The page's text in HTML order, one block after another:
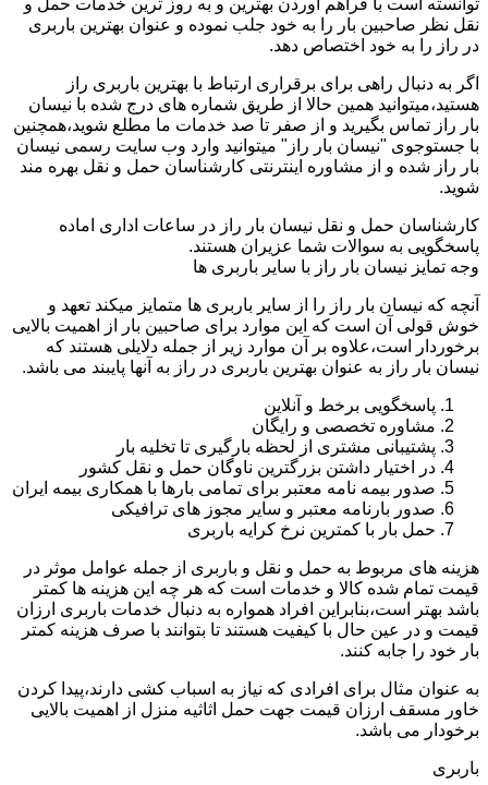
توانسته است با فراهم آوردن بهترین و به روز ترین خدمات حمل و
نقل نظر صاحبین بار را به خود جلب نموده و عنوان بهترین باربری
در راز را به خود اختصاص دهد.
اگر به دنبال راهی برای برقراری ارتباط با بهترین باربری راز
هستید،میتوانید همین حالا از طریق شماره های درج شده با نیسان
بار راز تماس بگیرید و از صفر تا صد خدمات ما مطلع شوید،همچنین
با جستوجوی "نیسان بار راز" میتوانید وارد وب سایت رسمی نیسان
بار راز شده و از مشاوره اینترنتی کارشناسان حمل و نقل بهره مند
شوید.
کارشناسان حمل و نقل نیسان بار راز در ساعات اداری اماده
پاسخگویی به سوالات شما عزیران هستند.
وجه تمایز نیسان بار راز با سایر باربری ها
آنچه که نیسان بار راز را از سایر باربری ها متمایز میکند تعهد و
خوش قولی آن است که این موارد برای صاحبین بار از اهمیت بالایی
برخوردار است،علاوه بر آن موارد زیر از جمله دلایلی هستند که
نیسان بار راز به عنوان بهترین باربری در راز به آنها پایبند می باشد.
پاسخگویی برخط و آنلاین
مشاوره تخصصی و رایگان
پشتیبانی مشتری از لحظه بارگیری تا تخلیه بار
در اختیار داشتن بزرگترین ناوگان حمل و نقل کشور
صدور بیمه نامه معتبر برای تمامی بارها با همکاری بیمه ایران
صدور بارنامه معتبر و سایر مجوز های ترافیکی
حمل بار با کمترین نرخ کرایه باربری
هزینه های مربوط به حمل و نقل و باربری از جمله عوامل موثر در
قیمت تمام شده کالا و خدمات است که هر چه این هزینه ها کمتر
باشد بهتر است،بنابراین افراد همواره به دنبال خدمات باربری ارزان
قیمت و در عین حال با کیفیت هستند تا بتوانند با صرف هزینه کمتر
بار خود را جابه کنند.
به عنوان مثال برای افرادی که نیاز به اسباب کشی دارند،پیدا کردن
خاور مسقف ارزان قیمت جهت حمل اثاثیه منزل از اهمیت بالایی
برخودار می باشد.
باربری